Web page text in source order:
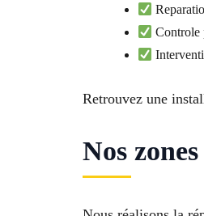
Controle
Retrouvez une
Nos